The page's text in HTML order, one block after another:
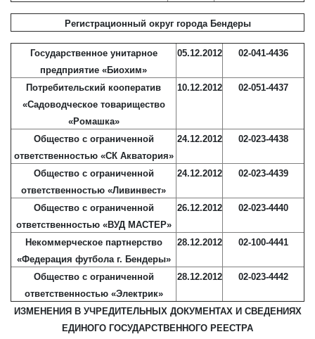
Регистрационный округ города Бендеры
Государственное унитарное
предприятие «Биохим»
05.12.2012 02-041-4436
Потребительский кооператив
«Садоводческое товарищество
«Ромашка»
10.12.2012 02-051-4437
Общество с ограниченной
ответственностью «СК Акватория»
24.12.2012 02-023-4438
Общество с ограниченной
ответственностью «Ливинвест»
24.12.2012 02-023-4439
Общество с ограниченной
ответственностью «ВУД МАСТЕР»
26.12.2012 02-023-4440
Некоммерческое партнерство
«Федерация футбола г. Бендеры»
28.12.2012 02-100-4441
Общество с ограниченной
ответственностью «Электрик»
28.12.2012 02-023-4442
ИЗМЕНЕНИЯ В УЧРЕДИТЕЛЬНЫХ ДОКУМЕНТАХ И СВЕДЕНИЯХ
ЕДИНОГО ГОСУДАРСТВЕННОГО РЕЕСТРА